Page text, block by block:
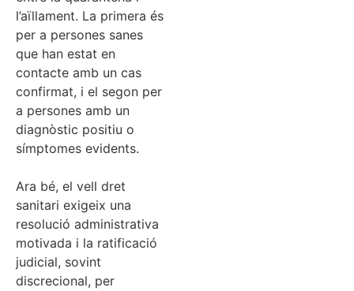
l’aïllament. La primera és
per a persones sanes
que han estat en
contacte amb un cas
confirmat, i el segon per
a persones amb un
diagnòstic positiu o
símptomes evidents.
Ara bé, el vell dret
sanitari exigeix una
resolució administrativa
motivada i la ratificació
judicial, sovint
discrecional, per